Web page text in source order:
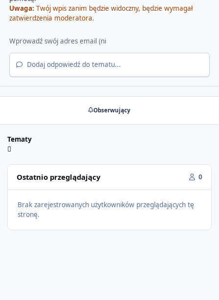
Uwaga: Twój wpis zanim będzie widoczny, będzie wymagał
zatwierdzenia moderatora.
Dodaj odpowiedź do tematu...
Obserwujący
Tematy
Ostatnio przeglądający 0
Brak zarejestrowanych użytkowników przeglądających tę
stronę.